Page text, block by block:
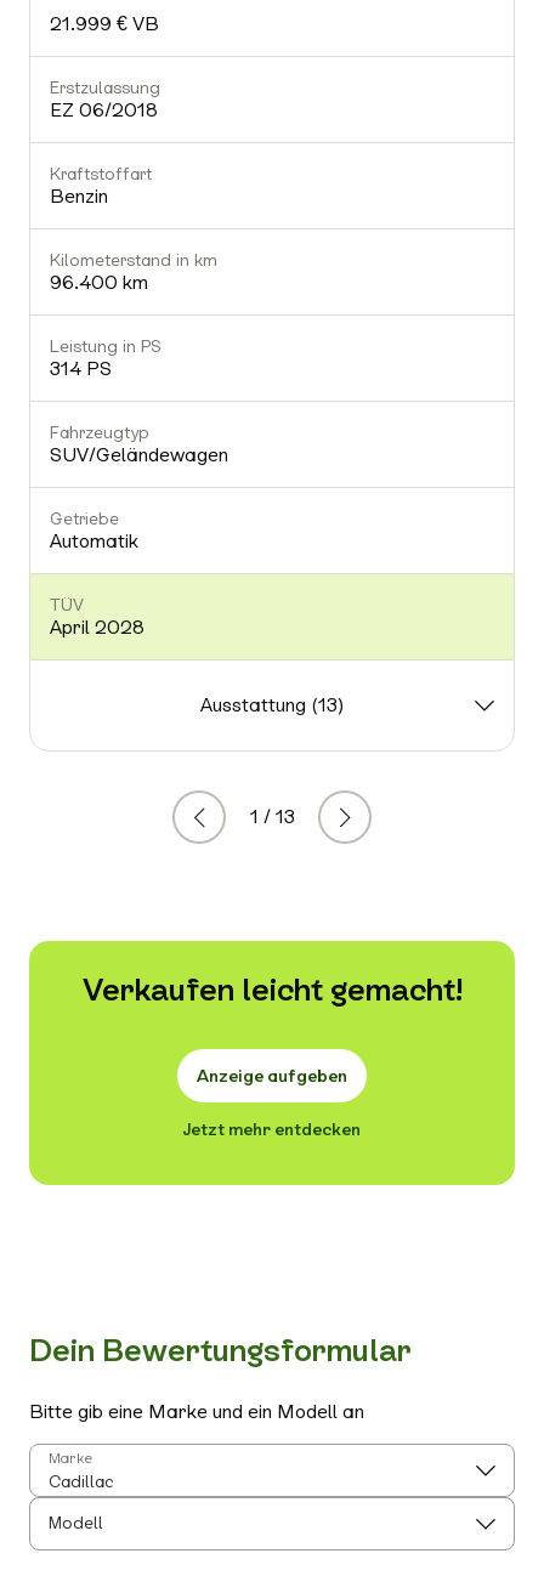
21.999 € VB
Erstzulassung
EZ 06/2018
Kraftstoffart
Benzin
Kilometerstand in km
96.400 km
Leistung in PS
314 PS
Fahrzeugtyp
SUV/Geländewagen
Getriebe
Automatik
TÜV
April 2028
Ausstattung (13)
Zurück
1 / 13 Weiter
Verkaufen leicht gemacht!
Anzeige aufgeben
Jetzt mehr entdecken
Dein Bewertungsformular
Bitte gib eine Marke und ein Modell an
Marke
Modell